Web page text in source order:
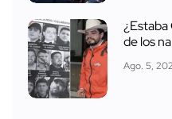
¿Estaba
de los
Ago. 5,